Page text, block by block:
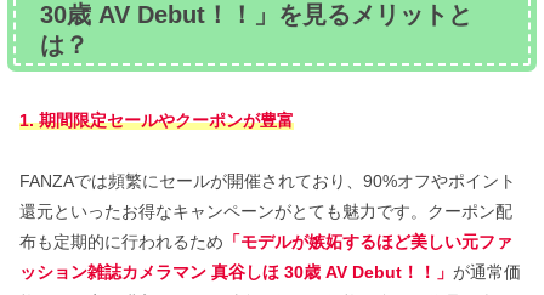
30歳 AV Debut！！」を見るメリットと
は？
1. 期間限定セールやクーポンが豊富
FANZAでは頻繁にセールが開催されており、90%オフやポイント
還元といったお得なキャンペーンがとても魅力です。クーポン配
布も定期的に行われるため 「モデルが嫉妬するほど美しい元ファ
ッション雑誌カメラマン 真谷しほ 30歳 AV Debut！！」 が通常価